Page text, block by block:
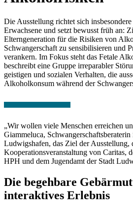
Die Ausstellung richtet sich
Erwachsene und setzt bewusst früh an:
Elterngeneration für die Risiken von
Schwangerschaft zu sensibilisieren und
verankern. Im Fokus steht das Fetale
beschreibt eine Gruppe irreparabler
geistigen und sozialen Verhalten, die
Alkoholkonsum während der
„Wir wollen viele Menschen erreichen
Giammeluca,
Ludwigshafen, das Ziel der Ausstellung,
Kooperationsveranstaltung von Caritas,
HPH und dem Jugendamt der Stadt
Die begehbare
interaktives Erlebnis